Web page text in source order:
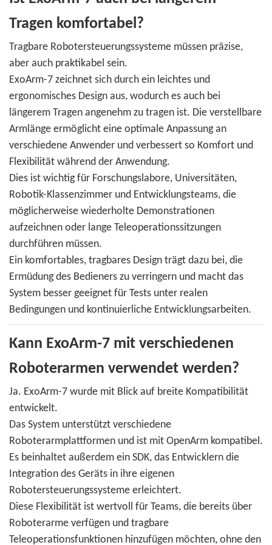
Tragen komfortabel?
Tragbare Robotersteuerungssysteme müssen präzise, ​​
aber auch praktikabel sein.
ExoArm-7 zeichnet sich durch ein leichtes und
ergonomisches Design aus, wodurch es auch bei
längerem Tragen angenehm zu tragen ist. Die verstellbare
Armlänge ermöglicht eine optimale Anpassung an
verschiedene Anwender und verbessert so Komfort und
Flexibilität während der Anwendung.
Dies ist wichtig für Forschungslabore, Universitäten,
Robotik-Klassenzimmer und Entwicklungsteams, die
möglicherweise wiederholte Demonstrationen
aufzeichnen oder lange Teleoperationssitzungen
durchführen müssen.
Ein komfortables, tragbares Design trägt dazu bei, die
Ermüdung des Bedieners zu verringern und macht das
System besser geeignet für Tests unter realen
Bedingungen und kontinuierliche Entwicklungsarbeiten.
Kann ExoArm-7 mit verschiedenen
Roboterarmen verwendet werden?
Ja. ExoArm-7 wurde mit Blick auf breite Kompatibilität
entwickelt.
Das System unterstützt verschiedene
Roboterarmplattformen und ist mit OpenArm kompatibel.
Es beinhaltet außerdem ein SDK, das Entwicklern die
Integration des Geräts in ihre eigenen
Robotersteuerungssysteme erleichtert.
Diese Flexibilität ist wertvoll für Teams, die bereits über
Roboterarme verfügen und tragbare
Teleoperationsfunktionen hinzufügen möchten, ohne den